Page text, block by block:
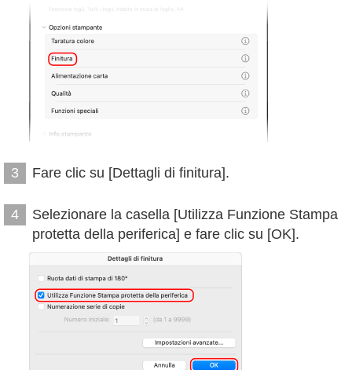
3 Fare clic su [Dettagli di finitura].
4
Selezionare la casella [Utilizza Funzione Stampa
protetta della periferica] e fare clic su [OK].